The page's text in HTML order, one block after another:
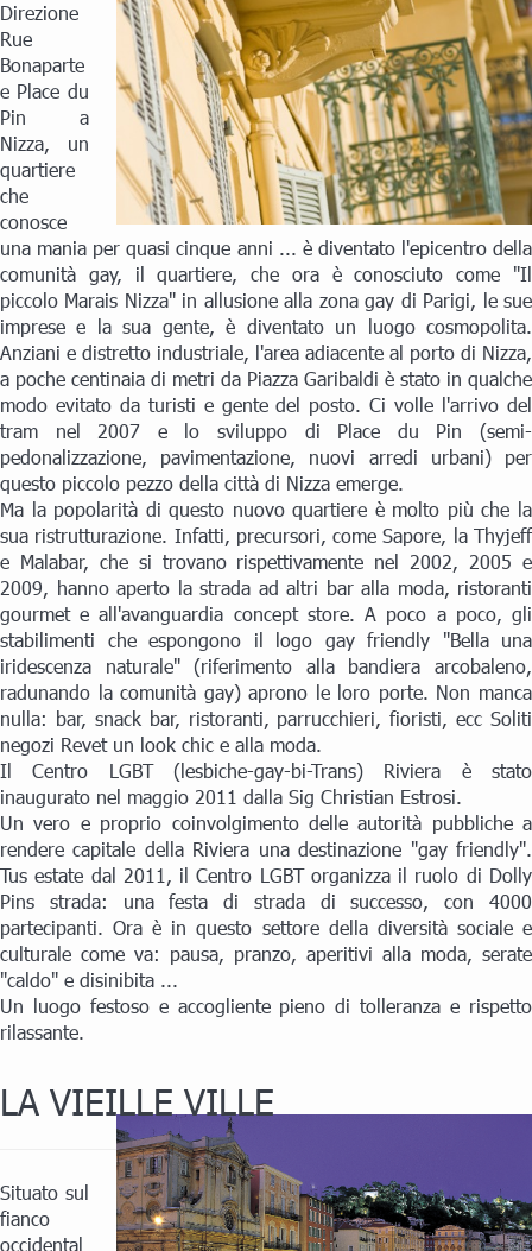
Direzione
Rue
Bonaparte
e Place du
Pin a
Nizza, un
quartiere
che
conosce
una mania per quasi cinque anni ... è diventato l'epicentro della
comunità gay, il quartiere, che ora è conosciuto come "Il
piccolo Marais Nizza" in allusione alla zona gay di Parigi, le sue
imprese e la sua gente, è diventato un luogo cosmopolita.
Anziani e distretto industriale, l'area adiacente al porto di Nizza,
a poche centinaia di metri da Piazza Garibaldi è stato in qualche
modo evitato da turisti e gente del posto. Ci volle l'arrivo del
tram nel 2007 e lo sviluppo di Place du Pin (semi-
pedonalizzazione, pavimentazione, nuovi arredi urbani) per
questo piccolo pezzo della città di Nizza emerge.
Ma la popolarità di questo nuovo quartiere è molto più che la
sua ristrutturazione. Infatti, precursori, come Sapore, la Thyjeff
e Malabar, che si trovano rispettivamente nel 2002, 2005 e
2009, hanno aperto la strada ad altri bar alla moda, ristoranti
gourmet e all'avanguardia concept store. A poco a poco, gli
stabilimenti che espongono il logo gay friendly "Bella una
iridescenza naturale" (riferimento alla bandiera arcobaleno,
radunando la comunità gay) aprono le loro porte. Non manca
nulla: bar, snack bar, ristoranti, parrucchieri, fioristi, ecc Soliti
negozi Revet un look chic e alla moda.
Il Centro LGBT (lesbiche-gay-bi-Trans) Riviera è stato
inaugurato nel maggio 2011 dalla Sig Christian Estrosi.
Un vero e proprio coinvolgimento delle autorità pubbliche a
rendere capitale della Riviera una destinazione "gay friendly".
Tus estate dal 2011, il Centro LGBT organizza il ruolo di Dolly
Pins strada: una festa di strada di successo, con 4000
partecipanti. Ora è in questo settore della diversità sociale e
culturale come va: pausa, pranzo, aperitivi alla moda, serate
"caldo" e disinibita ...
Un luogo festoso e accogliente pieno di tolleranza e rispetto
rilassante.
LA VIEILLE VILLE
Situato sul
fianco
occidental